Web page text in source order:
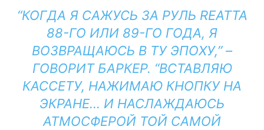
“КОГДА Я САЖУСЬ ЗА РУЛЬ REATTA
88-ГО ИЛИ 89-ГО ГОДА, Я
ВОЗВРАЩАЮСЬ В ТУ ЭПОХУ,” –
ГОВОРИТ БАРКЕР. “ВСТАВЛЯЮ
КАССЕТУ, НАЖИМАЮ КНОПКУ НА
ЭКРАНЕ… И НАСЛАЖДАЮСЬ
АТМОСФЕРОЙ ТОЙ САМОЙ